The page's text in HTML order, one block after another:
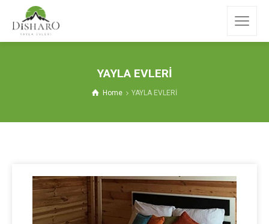
YAYLA EVLERİ
Home YAYLA EVLERİ